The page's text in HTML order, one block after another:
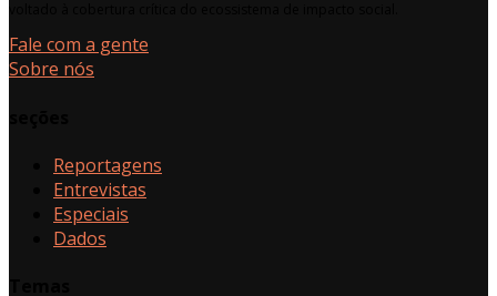
Fale com a gente
Sobre nós
Reportagens
Entrevistas
Especiais
Dados